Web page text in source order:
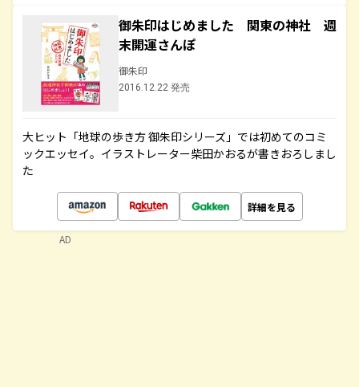
御朱印はじめました 関東の神社 週
末開運さんぽ
御朱印
2016.12.22 発売
大ヒット「地球の歩き方 御朱印シリーズ」では初めてのコミ
ックエッセイ。イラストレーター柴田かおるが書きおろしまし
た
詳細を見る
AD